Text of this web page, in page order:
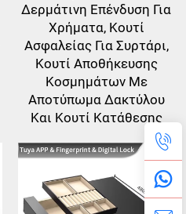
Δερμάτινη Επένδυση Για
Χρήματα, Κουτί
Ασφαλείας Για Συρτάρι,
Κουτί Αποθήκευσης
Κοσμημάτων Με
Αποτύπωμα Δακτύλου
Και Κουτί Κατάθεσης